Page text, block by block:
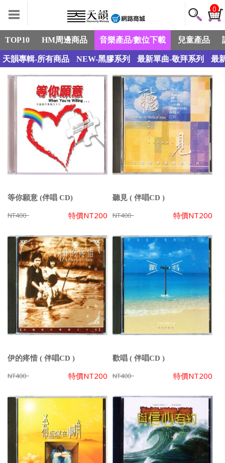
0
TOP10 HM周邊商品 音樂產品/數位下載 兒童產品
天韻專輯-所有商品 NEW-黑膠系列 最新單曲-敬拜系列 最
等你願意 (伴唱 CD)
NT400 特價NT200
聽見 ( 伴唱CD )
NT400 特價NT200
伊的疼惜 ( 伴唱CD )
NT400 特價NT200
歡唱 ( 伴唱CD )
NT400 特價NT200